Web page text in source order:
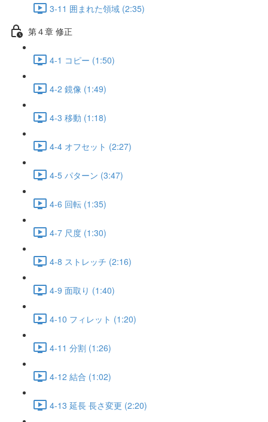
3-11 囲まれた領域 (2:35)
第４章 修正
4-1 コピー (1:50)
4-2 鏡像 (1:49)
4-3 移動 (1:18)
4-4 オフセット (2:27)
4-5 パターン (3:47)
4-6 回転 (1:35)
4-7 尺度 (1:30)
4-8 ストレッチ (2:16)
4-9 面取り (1:40)
4-10 フィレット (1:20)
4-11 分割 (1:26)
4-12 結合 (1:02)
4-13 延長 長さ変更 (2:20)